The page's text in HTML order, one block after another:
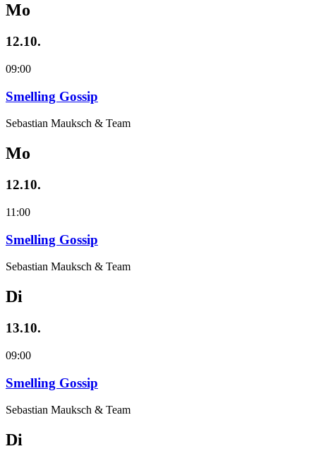
Mo
12.10.
09:00
Smelling Gossip
Sebastian Mauksch & Team
Mo
12.10.
11:00
Smelling Gossip
Sebastian Mauksch & Team
Di
13.10.
09:00
Smelling Gossip
Sebastian Mauksch & Team
Di